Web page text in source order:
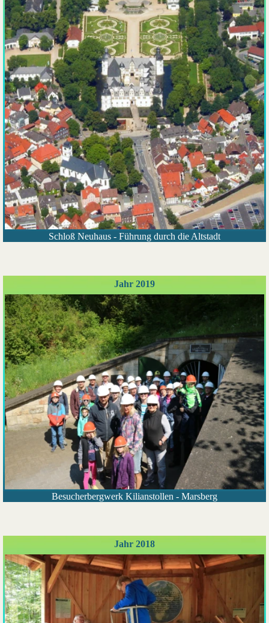
Schloß Neuhaus - Führung durch die Altstadt
Jahr 2019
Besucherbergwerk Kilianstollen - Marsberg
Jahr 2018